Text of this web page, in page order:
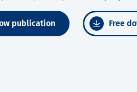
publication Free